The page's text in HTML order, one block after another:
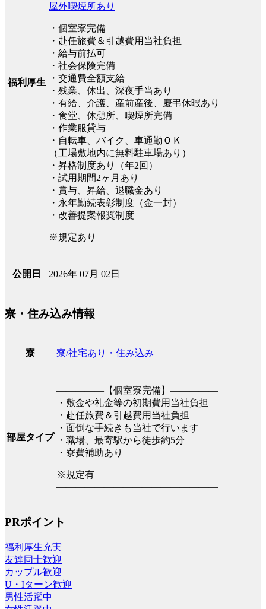
福利厚生
屋外喫煙所あり
・個室寮完備
・赴任旅費＆引越費用当社負担
・給与前払可
・社会保険完備
・交通費全額支給
・残業、休出、深夜手当あり
・有給、介護、産前産後、慶弔休暇あり
・食堂、休憩所、喫煙所完備
・作業服貸与
・自転車、バイク、車通勤ＯＫ
（工場敷地内に無料駐車場あり）
・昇格制度あり（年2回）
・試用期間2ヶ月あり
・賞与、昇給、退職金あり
・永年勤続表彰制度（金一封）
・改善提案報奨制度
※規定あり
公開日 2026年 07月 02日
寮・住み込み情報
寮 寮/社宅あり・住み込み
部屋タイプ
―――――【個室寮完備】―――――
・敷金や礼金等の初期費用当社負担
・赴任旅費＆引越費用当社負担
・面倒な手続きも当社で行います
・職場、最寄駅から徒歩約5分
・寮費補助あり
※規定有
―――――――――――――――――
PRポイント
福利厚生充実
友達同士歓迎
カップル歓迎
U・Iターン歓迎
男性活躍中